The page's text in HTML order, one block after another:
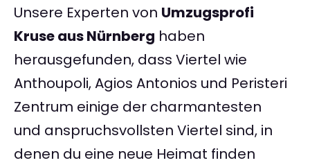
Unsere Experten von Umzugsprofi
Kruse aus Nürnberg haben
herausgefunden, dass Viertel wie
Anthoupoli, Agios Antonios und Peristeri
Zentrum einige der charmantesten
und anspruchsvollsten Viertel sind, in
denen du eine neue Heimat finden